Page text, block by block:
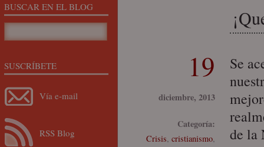
19
diciembre, 2013
Categoría:
Crisis, cristianismo,
Se
de la
BUSCAR EN EL BLOG
SUSCRÍBETE
Vía e-mail
RSS Blog